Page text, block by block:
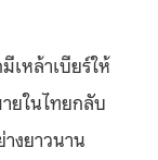
เหล้าเบียร์ให้
ยในไทยกลับ
งยาวนาน